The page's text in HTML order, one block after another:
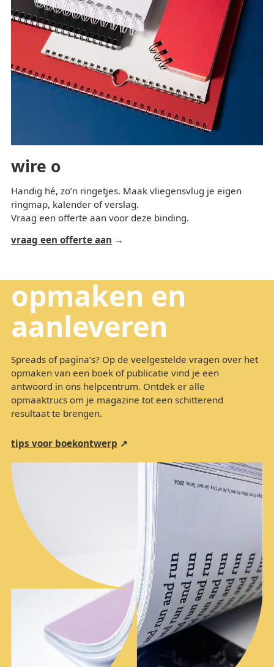
wire o
Handig hé, zo’n ringetjes. Maak vliegensvlug je eigen
ringmap, kalender of verslag.
Vraag een offerte aan voor deze binding.
vraag een offerte aan
opmaken en
aanleveren
Spreads of pagina’s? Op de veelgestelde vragen over het
opmaken van een boek of publicatie vind je een
antwoord in ons helpcentrum. Ontdek er alle
opmaaktrucs om je magazine tot een schitterend
resultaat te brengen.
tips voor boekontwerp